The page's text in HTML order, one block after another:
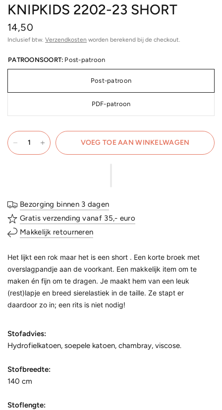
KNIPKIDS 2202-23 SHORT
14,50
Inclusief btw. Verzendkosten worden berekend bij de checkout.
PATROONSOORT: Post-patroon
Post-patroon
PDF-patroon
VOEG TOE AAN WINKELWAGEN
Bezorging binnen 3 dagen
Gratis verzending vanaf 35,- euro
Makkelijk retourneren
Het lijkt een rok maar het is een short . Een korte broek met
overslagpandje aan de voorkant. Een makkelijk item om te
maken én fijn om te dragen. Je maakt hem van een leuk
(rest)lapje en breed sierelastiek in de taille. Ze stapt er
daardoor zo in; een rits is niet nodig!
Stofadvies:
Hydrofielkatoen, soepele katoen, chambray, viscose.
Stofbreedte:
140 cm
Stoflengte: